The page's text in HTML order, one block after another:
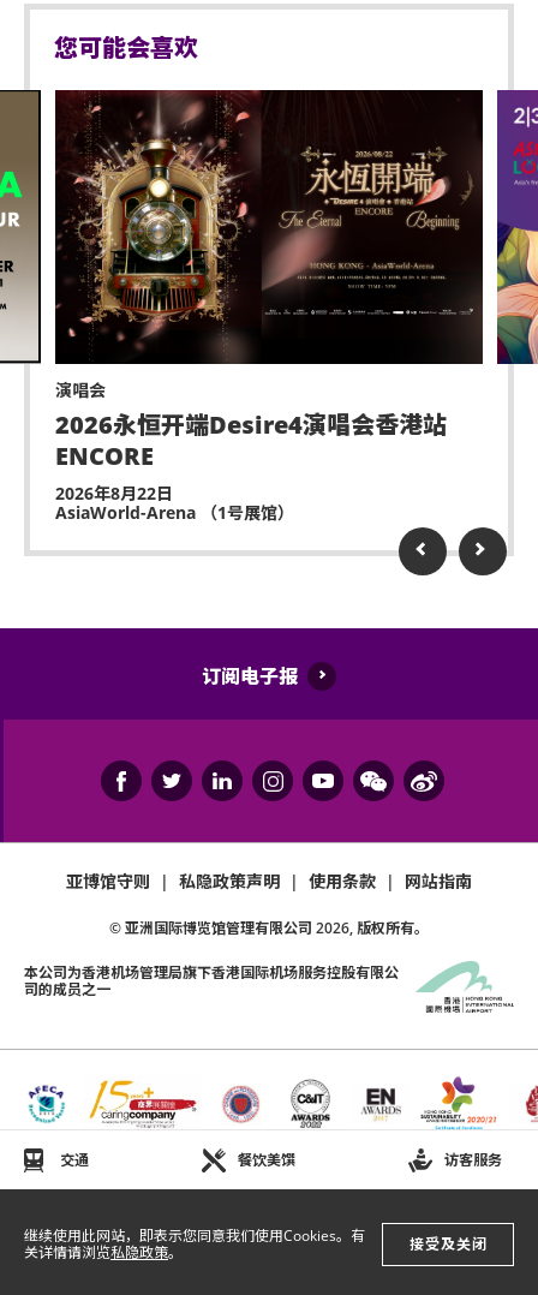
继续使用此网站，即表示您同意我们使用Cookies。有
关详情请浏览私隐政策。 接受及关闭
交通 餐饮美馔 访客服务
您可能会喜欢
演唱会
2026永恒开端Desire4演唱会香港站
ENCORE
2026年8月22日
AsiaWorld-Arena （1号展馆）
订阅电子报
亚博馆守则 | 私隐政策声明 | 使用条款 | 网站指南
© 亚洲国际博览馆管理有限公司 2026, 版权所有。
本公司为香港机场管理局旗下香港国际机场服务控股有限公
司的成员之一